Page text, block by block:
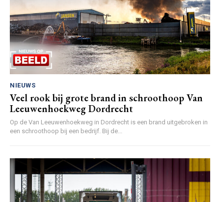
NIEUWS
Veel rook bij grote brand in schroothoop Van
Leeuwenhoekweg Dordrecht
Op de Van Leeuwenhoekweg in Dordrecht is een brand uitgebroken in
een schroothoop bij een bedrijf. Bij de...